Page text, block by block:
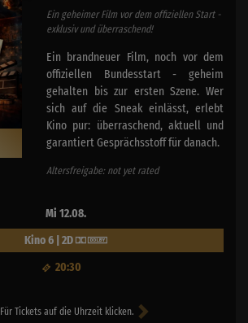
Ein geheimer Film vor dem offiziellen Start -
exklusiv und überraschend!
Ein brandneuer Film, noch vor dem
offiziellen Bundesstart - geheim
gehalten bis zur ersten Szene. Wer
sich auf die Sneak einlässt, erlebt
Kino pur: überraschend, aktuell und
garantiert Gesprächsstoff für danach.
Altersfreigabe: not yet rated
Mi 12.08.
Kino 6 | 2D
20:30
Für Tickets auf die Uhrzeit klicken.